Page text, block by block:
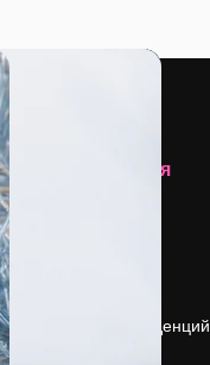
Компания
Поиск тенденций